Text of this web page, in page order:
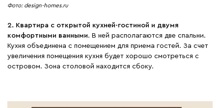
Фото: design-homes.ru
2. Квартира с открытой кухней-гостиной и двумя
комфортными ванными. В ней располагаются две спальни.
Кухня объединена с помещением для приема гостей. За счет
увеличения помещения кухня будет хорошо смотреться с
островом. Зона столовой находится сбоку.